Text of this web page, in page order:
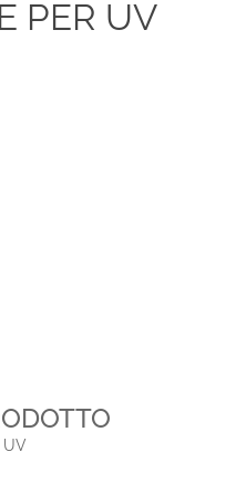
PER UV
UV